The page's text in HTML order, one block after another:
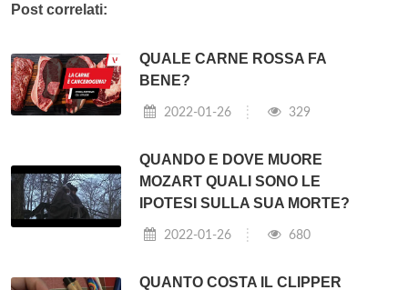
Post correlati:
QUALE CARNE ROSSA FA
BENE?
2022-01-26 329
QUANDO E DOVE MUORE
MOZART QUALI SONO LE
IPOTESI SULLA SUA MORTE?
2022-01-26 680
QUANTO COSTA IL CLIPPER